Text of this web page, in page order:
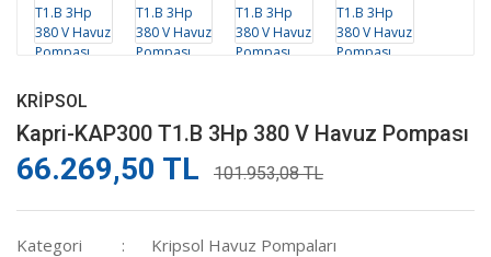
KRIPSOL
Kapri-KAP300 T1.B 3Hp 380 V Havuz Pompası
66.269,50 TL 101.953,08 TL
Kategori
Kripsol Havuz Pompaları